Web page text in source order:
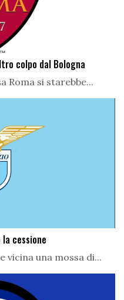
colpo dal Bologna
Roma si starebbe...
cessione
vicina una mossa di...